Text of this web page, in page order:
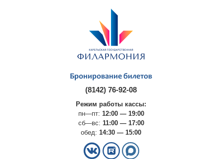
Бронирование билетов
(8142) 76-92-08
Режим работы кассы:
пн—пт: 12:00 — 19:00
сб—вс: 11:00 — 17:00
обед: 14:30 — 15:00